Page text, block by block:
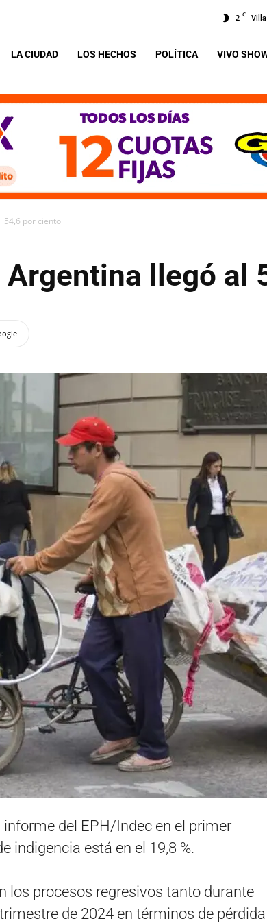
2 C Villa
LA CIUDAD LOS HECHOS POLÍTICA VIVO
54,6 por ciento
Argentina llegó al
del EPH/Indec en el primer
indigencia está en el 19,8 %.
los procesos regresivos tanto durante
de 2024 en términos de